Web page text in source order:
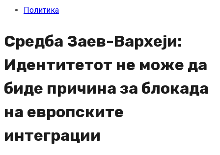
Политика
Средба Заев-Вархеји:
Идентитетот не може да
биде причина за блокада
на европските
интеграции